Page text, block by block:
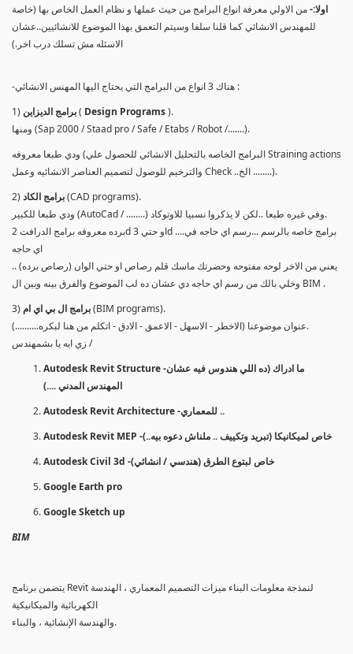
اولا:-من الاولي معرفة انواع البرامج من حيث عملها و نظام العمل الخاص بها (خاصة
للمهندس الانشائي كما قلنا سلفا وسيتم التعمق بهذا الموضوع للانشائيين..عشان
الاسئله مش تسلك درب اخر.)
-هناك 3 انواع من البرامج التي يحتاج اليها المهنس الانشائي :
1) برامج الديزاين( Design Programs).
ومنها (Sap 2000 / Staad pro / Safe / Etabs / Robot /.......).
ودي طبعا معروفه (البرامج الخاصه بالتحليل الانشائي للحصول علي Straining actions
والترخيم للوصول لتصميم العناصر الانشائيه وعمل Check ..الخ ........).
2) برامج الكاد(CAD programs).
ودي طبعا للكبير (AutoCad / ........) وفي غيره طبعا ..لكن لا يذكروا نسبيا للاوتوكاد.
برده معروفه برامج الدرافت 2d او حتي 3d ....برامج خاصه بالرسم ...رسم اي حاجه في
اي حاجه
يعني من الاخر لوحه مفتوحه وحضرتك ماسك قلم رصاص او حتي الوان (رصاص برده) ..
وخلي بالك من رسم اي حاجه دي عشان ده لب الموضوع والفرق بينه وبين ال BIM .
3) برامج ال بي اي ام(BIM programs).
عنوان موضوعنا (الاخطر - الاسهل - الاعمق - الادق - اتكلم من هنا لبكره..........).
زي ايه يا بشمهندس /
Autodesk Revit Structure -ما ادراك (ده اللي هندوس فيه عشان
المهندس المدني ....)
Autodesk Revit Architecture -للمعماري ..
Autodesk Revit MEP -خاص لميكانيكا (تبريد وتكييف .. ملناش دعوه بيه..)
Autodesk Civil 3d -خاص لبتوع الطرق (هندسي / انشائي)
Google Earth pro
Google Sketch up
BIM
يتضمن برنامج Revit لنمذجة معلومات البناء ميزات التصميم المعماري ، الهندسة
الكهربائية والميكانيكية
والهندسة الإنشائية ، والبناء.